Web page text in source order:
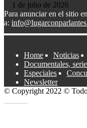
1 de julio de 2026
Para anunciar en el sitio
a:
Home Noticias
Documentales,
Especiales
Newsletter
© Copyright 2022 ©